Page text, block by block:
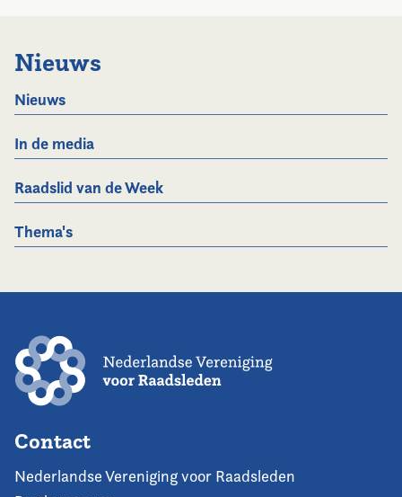
Nieuws
Nieuws
In de media
Raadslid van de Week
Thema's
Contact
Nederlandse Vereniging voor Raadsleden